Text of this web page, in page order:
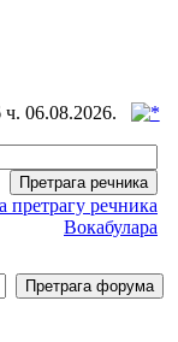
ч. 06.08.2026.
претрагу речника
Вокабулара